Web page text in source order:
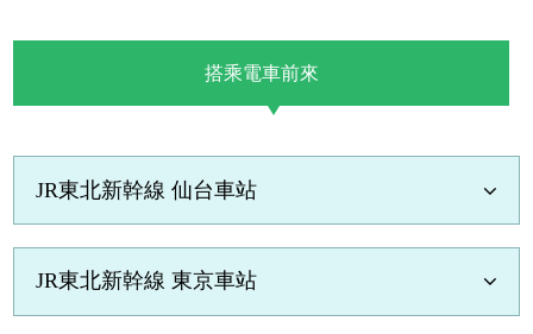
搭乘電車前來
JR東北新幹線 仙台車站
JR東北新幹線 東京車站​